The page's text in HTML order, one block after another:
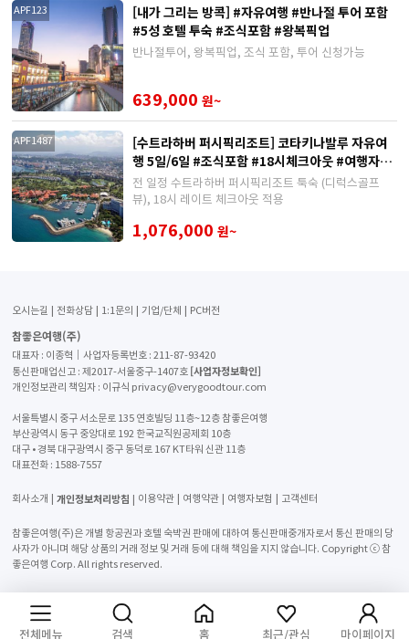
APF123
[내가 그리는 방콕] #자유여행 #반나절 투어 포함
#5성 호텔 투숙 #조식포함 #왕복픽업
반나절투어, 왕복픽업, 조식 포함, 투어 신청가능
639,000 원~
APF1487
[수트라하버 퍼시픽리조트] 코타키나발루 자유여
행 5일/6일 #조식포함 #18시체크아웃 #여행자보
험
전 일정 수트라하버 퍼시픽리조트 툭숙 (디럭스골프
뷰), 18시 레이트 체크아웃 적용
1,076,000 원~
오시는길 전화상담 1:1문의 기업/단체 PC버전
참좋은여행(주)
대표자 : 이종혁│사업자등록번호 : 211-87-93420
통신판매업신고 : 제2017-서울중구-1407호 [사업자정보확인]
개인정보관리 책임자 : 이규식 privacy@verygoodtour.com
서울특별시 중구 서소문로 135 연호빌딩 11층~12층 참좋은여행
부산광역시 동구 중앙대로 192 한국교직원공제회 10층
대구 • 경북 대구광역시 중구 동덕로 167 KT타워 신관 11층
대표전화 : 1588-7557
회사소개 개인정보처리방침 이용약관 여행약관 여행자보험 고객센터
참좋은여행(주)은 개별 항공권과 호텔 숙박권 판매에 대하여 통신판매중개자로서 통신 판매의 당
사자가 아니며 해당 상품의 거래 정보 및 거래 등에 대해 책임을 지지 않습니다. Copyright ⓒ 참
좋은여행 Corp. All rights reserved.
전체메뉴 검색 홈 최근/관심 마이페이지